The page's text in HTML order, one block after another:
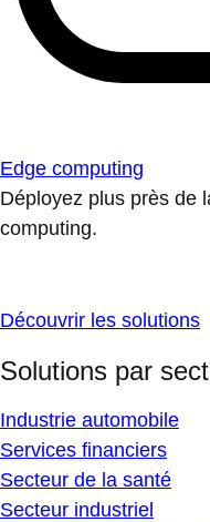
Edge computing
Déployez plus près de
computing.
Découvrir les solutions
Solutions par
Industrie automobile
Services financiers
Secteur de la santé
Secteur industriel